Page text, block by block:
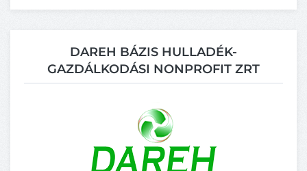
DAREH BÁZIS HULLADÉK-
GAZDÁLKODÁSI NONPROFIT ZRT